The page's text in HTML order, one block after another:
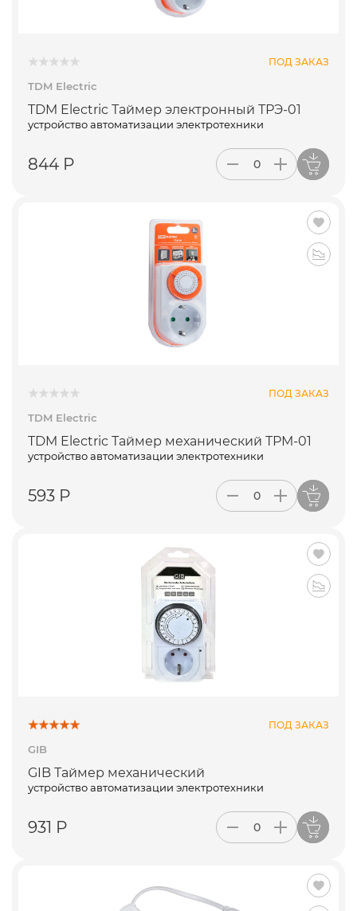
ПОД ЗАКАЗ
TDM Electric
TDM Electric Таймер электронный ТРЭ-01
устройство автоматизации электротехники
844 Р
ПОД ЗАКАЗ
TDM Electric
TDM Electric Таймер механический ТРМ-01
устройство автоматизации электротехники
593 Р
ПОД ЗАКАЗ
GIB
GIB Таймер механический
устройство автоматизации электротехники
931 Р